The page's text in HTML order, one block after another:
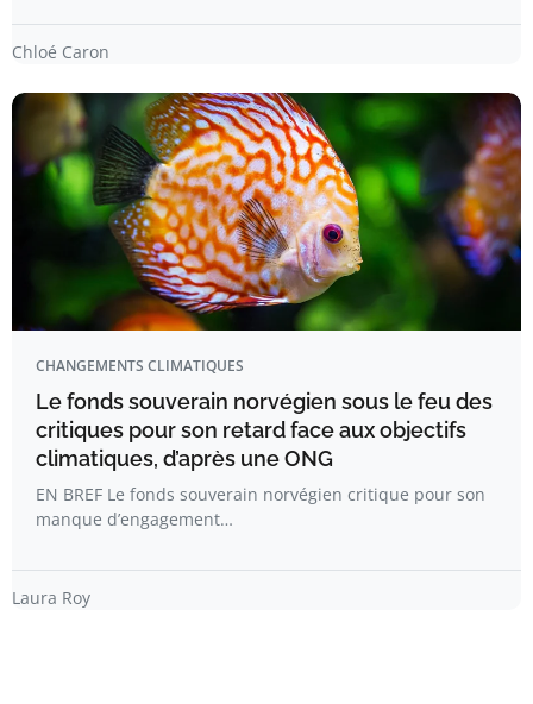
Chloé Caron
CHANGEMENTS CLIMATIQUES
Le fonds souverain norvégien sous le feu des
critiques pour son retard face aux objectifs
climatiques, d’après une ONG
EN BREF Le fonds souverain norvégien critique pour son
manque d’engagement…
Laura Roy